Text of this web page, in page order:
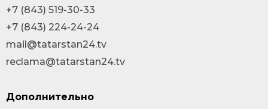
+7 (843) 519-30-33
+7 (843) 224-24-24
mail@tatarstan24.tv
reclama@tatarstan24.tv
Дополнительно